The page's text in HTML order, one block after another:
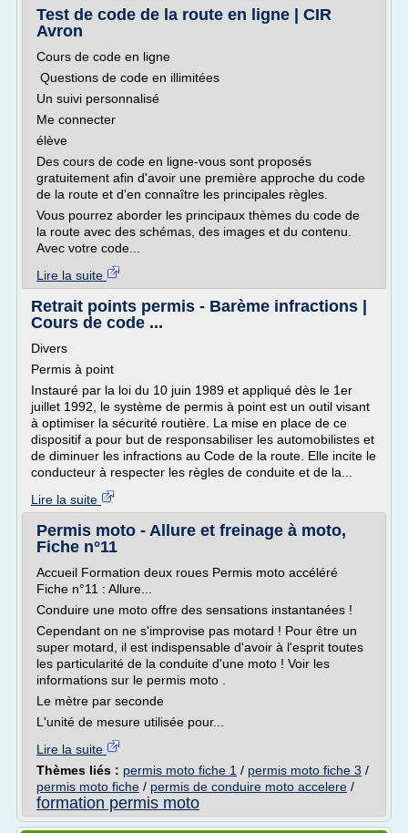
Test de code de la route en ligne | CIR
Avron
Cours de code en ligne
Questions de code en illimitées
Un suivi personnalisé
Me connecter
élève
Des cours de code en ligne-vous sont proposés
gratuitement afin d'avoir une première approche du code
de la route et d'en connaître les principales règles.
Vous pourrez aborder les principaux thèmes du code de
la route avec des schémas, des images et du contenu.
Avec votre code...
Lire la suite
Retrait points permis - Barème infractions |
Cours de code ...
Divers
Permis à point
Instauré par la loi du 10 juin 1989 et appliqué dès le 1er
juillet 1992, le système de permis à point est un outil visant
à optimiser la sécurité routière. La mise en place de ce
dispositif a pour but de responsabiliser les automobilistes et
de diminuer les infractions au Code de la route. Elle incite le
conducteur à respecter les règles de conduite et de la...
Lire la suite
Permis moto - Allure et freinage à moto,
Fiche n°11
Accueil Formation deux roues Permis moto accéléré
Fiche n°11 : Allure...
Conduire une moto offre des sensations instantanées !
Cependant on ne s'improvise pas motard ! Pour être un
super motard, il est indispensable d'avoir à l'esprit toutes
les particularité de la conduite d'une moto ! Voir les
informations sur le permis moto .
Le mètre par seconde
L'unité de mesure utilisée pour...
Lire la suite
Thèmes liés : permis moto fiche 1 / permis moto fiche 3 /
permis moto fiche / permis de conduire moto accelere /
formation permis moto